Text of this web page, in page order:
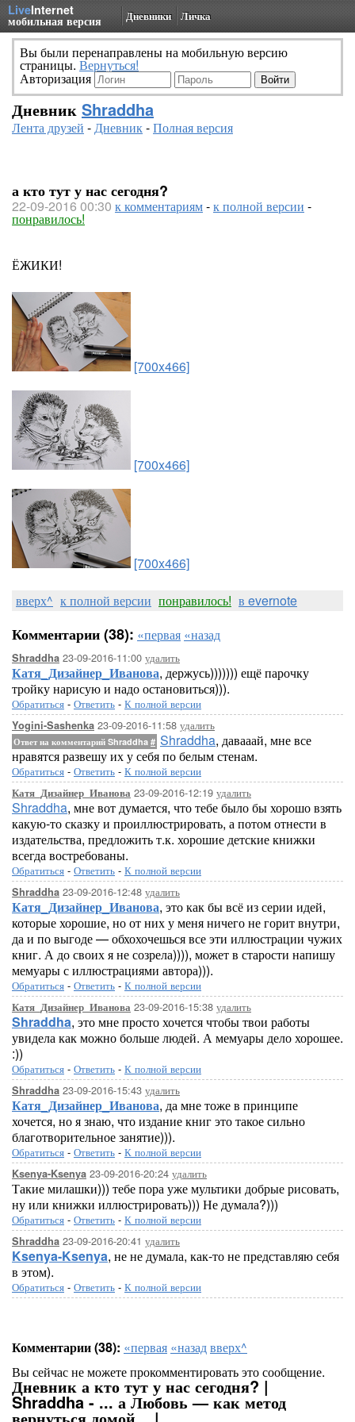
LiveInternet
мобильная версия Дневники Личка
Вы были перенаправлены на мобильную версию
страницы. Вернуться!
Авторизация
Дневник Shraddha
Лента друзей -Дневник-Полная версия
а кто тут у нас сегодня?
22-09-2016 00:30 к комментариям-к полной версии -
понравилось!
ЁЖИКИ!
[700x466]
[700x466]
[700x466]
вверх^ к полной версии понравилось! в evernote
Комментарии (38): «первая «назад
Shraddha 23-09-2016-11:00 удалить
Катя_Дизайнер_Иванова, держусь))))))) ещё парочку
тройку нарисую и надо остановиться))).
Обратиться - Ответить - К полной версии
Yogini-Sashenka 23-09-2016-11:58 удалить
Ответ на комментарий Shraddha # Shraddha, давааай, мне все
нравятся развешу их у себя по белым стенам.
Обратиться - Ответить - К полной версии
Катя_Дизайнер_Иванова 23-09-2016-12:19 удалить
Shraddha, мне вот думается, что тебе было бы хорошо взять
какую-то сказку и проиллюстрировать, а потом отнести в
издательства, предложить т.к. хорошие детские книжки
всегда востребованы.
Обратиться - Ответить - К полной версии
Shraddha 23-09-2016-12:48 удалить
Катя_Дизайнер_Иванова, это как бы всё из серии идей,
которые хорошие, но от них у меня ничего не горит внутри,
да и по выгоде — обхохочешься все эти иллюстрации чужих
книг. А до своих я не созрела)))), может в старости напишу
мемуары с иллюстрациями автора))).
Обратиться - Ответить - К полной версии
Катя_Дизайнер_Иванова 23-09-2016-15:38 удалить
Shraddha, это мне просто хочется чтобы твои работы
увидела как можно больше людей. А мемуары дело хорошее.
:))
Обратиться - Ответить - К полной версии
Shraddha 23-09-2016-15:43 удалить
Катя_Дизайнер_Иванова, да мне тоже в принципе
хочется, но я знаю, что издание книг это такое сильно
благотворительное занятие))).
Обратиться - Ответить - К полной версии
Ksenya-Ksenya 23-09-2016-20:24 удалить
Такие милашки))) тебе пора уже мультики добрые рисовать,
ну или книжки иллюстрировать))) Не думала?)))
Обратиться - Ответить - К полной версии
Shraddha 23-09-2016-20:41 удалить
Ksenya-Ksenya, не не думала, как-то не представляю себя
в этом).
Обратиться - Ответить - К полной версии
Комментарии (38): «первая «назадвверх^
Вы сейчас не можете прокомментировать это сообщение.
Дневник а кто тут у нас сегодня? |
Shraddha - ... а Любовь — как метод